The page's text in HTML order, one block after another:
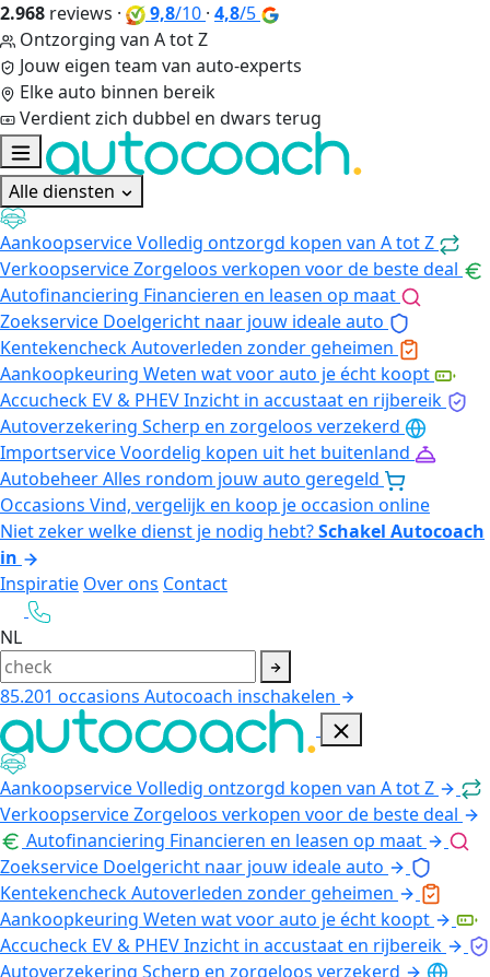
2.968 reviews · 9,8/10 · 4,8/5
Ontzorging van A tot Z
Jouw eigen team van auto-experts
Elke auto binnen bereik
Verdient zich dubbel en dwars terug
Alle diensten
AankoopserviceVolledig ontzorgd kopen van A tot Z
VerkoopserviceZorgeloos verkopen voor de beste deal
Autofinanciering Financieren en leasen op maat
Zoekservice Doelgericht naar jouw ideale auto
KentekencheckAutoverleden zonder geheimen
Aankoopkeuring Weten wat voor auto je écht koopt
Accucheck EV & PHEVInzicht in accustaat en rijbereik
Autoverzekering Scherp en zorgeloos verzekerd
ImportserviceVoordelig kopen uit het buitenland
AutobeheerAlles rondom jouw auto geregeld
Occasions Vind, vergelijk en koop je occasion online
Niet zeker welke dienst je nodig hebt?Schakel Autocoach
in
Inspiratie Over ons Contact
NL
85.201 occasions Autocoach inschakelen
AankoopserviceVolledig ontzorgd kopen van A tot Z
VerkoopserviceZorgeloos verkopen voor de beste deal
Autofinanciering Financieren en leasen op maat
Zoekservice Doelgericht naar jouw ideale auto
KentekencheckAutoverleden zonder geheimen
Aankoopkeuring Weten wat voor auto je écht koopt
Accucheck EV & PHEVInzicht in accustaat en rijbereik
Autoverzekering Scherp en zorgeloos verzekerd